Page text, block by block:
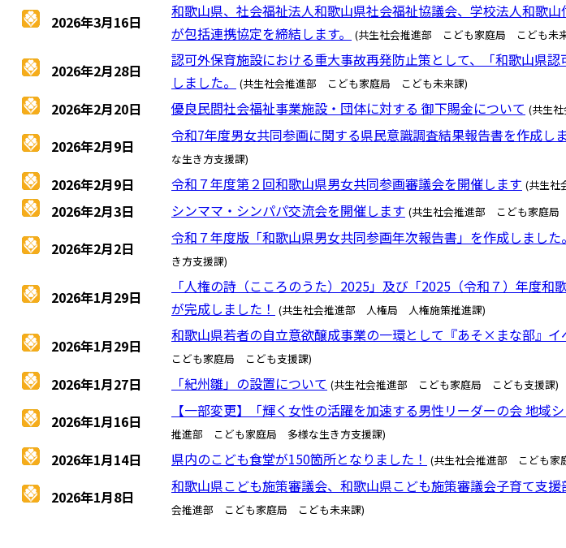
2026年3月16日
和歌山県、社会福祉法人和歌山県社会福祉協議会、学校法人和歌
が包括連携協定を締結します。
(共生社会推進部 こども家庭局 こども未
2026年2月28日
認可外保育施設における重大事故再発防止策として、「和歌山県
しました。
(共生社会推進部 こども家庭局 こども未来課)
2026年2月20日 優良民間社会福祉事業施設・団体に対する 御下賜金について (共生
2026年2月9日
令和7年度男女共同参画に関する県民意識調査結果報告書を作成し
な生き方支援課)
2026年2月9日 令和７年度第２回和歌山県男女共同参画審議会を開催します (共生社
2026年2月3日 シンママ・シンパパ交流会を開催します (共生社会推進部 こども家庭局
2026年2月2日
令和７年度版「和歌山県男女共同参画年次報告書」を作成しました。
き方支援課)
2026年1月29日
「人権の詩（こころのうた）2025」及び「2025（令和７）年度和
が完成しました！ (共生社会推進部 人権局 人権施策推進課)
2026年1月29日
和歌山県若者の自立意欲醸成事業の一環として『あそ×まな部』イ
こども家庭局 こども支援課)
2026年1月27日 「紀州雛」の設置について (共生社会推進部 こども家庭局 こども支援課)
2026年1月16日
【一部変更】「輝く女性の活躍を加速する男性リーダーの会 地域
推進部 こども家庭局 多様な生き方支援課)
2026年1月14日 県内のこども食堂が150箇所となりました！ (共生社会推進部 こども家
2026年1月8日
和歌山県こども施策審議会、和歌山県こども施策審議会子育て支
会推進部 こども家庭局 こども未来課)